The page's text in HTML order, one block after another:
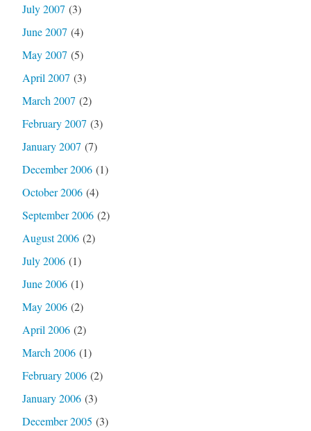
July 2007 (3)
June 2007 (4)
May 2007 (5)
April 2007 (3)
March 2007 (2)
February 2007 (3)
January 2007 (7)
December 2006(1)
October 2006(4)
September 2006(2)
August 2006(2)
July 2006(1)
June 2006(1)
May 2006(2)
April 2006(2)
March 2006(1)
February 2006(2)
January 2006(3)
December 2005 (3)